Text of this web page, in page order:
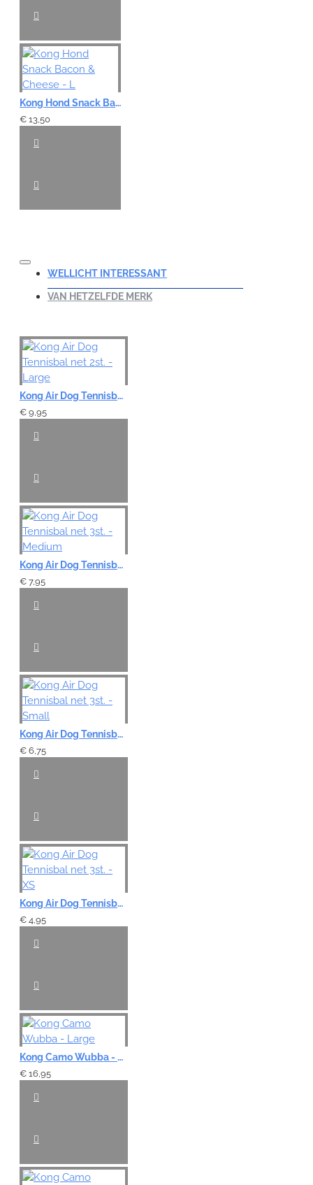
Kong Hond Snack Bacon & Cheese - L
€ 13,50
WELLICHT INTERESSANT
VAN HETZELFDE MERK
Kong Air Dog Tennisbal net 2st. - Large
€ 9,95
Kong Air Dog Tennisbal net 3st. - Medium
€ 7,95
Kong Air Dog Tennisbal net 3st. - Small
€ 6,75
Kong Air Dog Tennisbal net 3st. - XS
€ 4,95
Kong Camo Wubba - Large
€ 16,95